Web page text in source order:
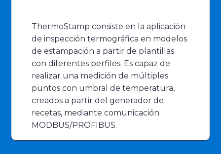
ThermoStamp consiste en la aplicación
de inspección termográfica en modelos
de estampación a partir de plantillas
con diferentes perfiles. Es capaz de
realizar una medición de múltiples
puntos con umbral de temperatura,
creados a partir del generador de
recetas, mediante comunicación
MODBUS/PROFIBUS.